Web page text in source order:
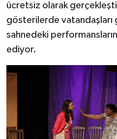
ücretsiz olarak
gösterilerde vatandaşları
sahnedeki
ediyor.